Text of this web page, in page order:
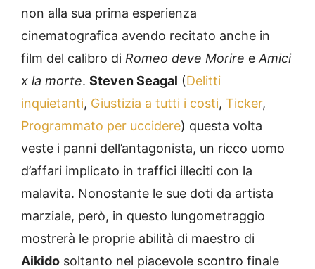
non alla sua prima esperienza
cinematografica avendo recitato anche in
film del calibro di Romeo deve Morire eAmici
x la morte. Steven Seagal (Delitti
inquietanti, Giustizia a tutti i costi, Ticker,
Programmato per uccidere) questa volta
veste i panni dell’antagonista, un ricco uomo
d’affari implicato in traffici illeciti con la
malavita. Nonostante le sue doti da artista
marziale, però, in questo lungometraggio
mostrerà le proprie abilità di maestro di
Aikido soltanto nel piacevole scontro finale